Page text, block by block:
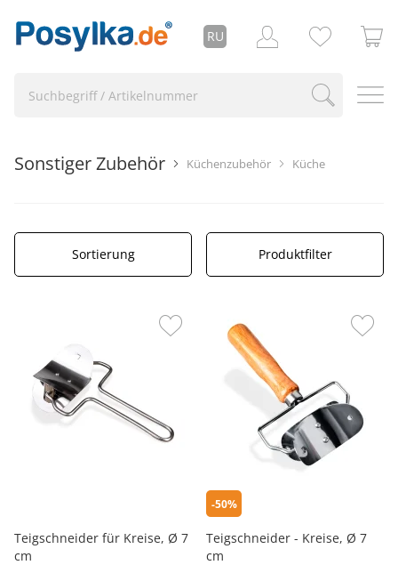
RU
Küche
Küchenzubehör
Sonstiger Zubehör
Sortierung Produktfilter
Teigschneider für Kreise, Ø 7
cm
-50%
Teigschneider - Kreise, Ø 7
cm